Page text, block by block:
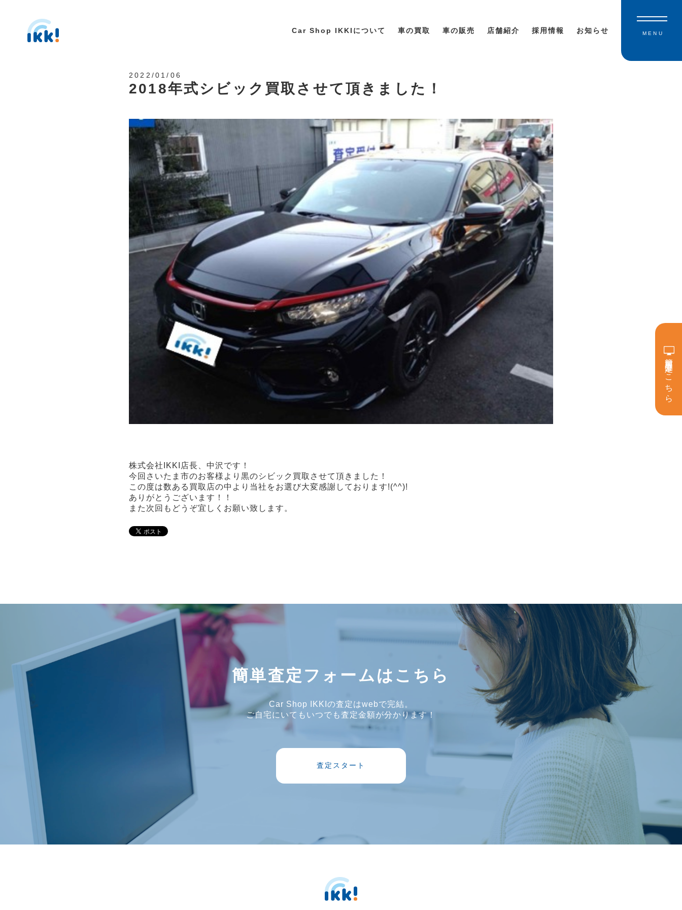
Car Shop IKKIについて 車の買取 車の販売 店舗紹介 採用情報 お知らせ MENU
簡単買取査定はこちら
2022/01/06
2018年式シビック買取させて頂きました！
株式会社IKKI店長、中沢です！
今回さいたま市のお客様より黒のシビック買取させて頂きました！
この度は数ある買取店の中より当社をお選び大変感謝しております!(^^)!
ありがとうございます！！
また次回もどうぞ宜しくお願い致します。
簡単査定フォームはこちら
Car Shop IKKIの査定はwebで完結。
ご自宅にいてもいつでも査定金額が分かります！
査定スタート